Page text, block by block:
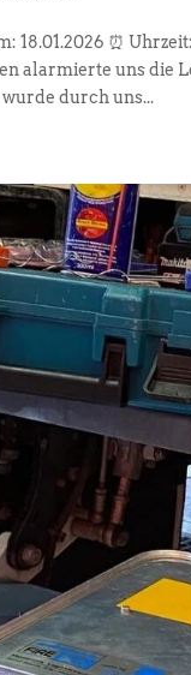
18.01.2026 ⏰
alarmierte uns die
durch uns...